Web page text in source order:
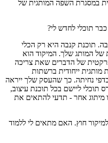
במסגרת השפה המותגית של
תוכנת קנבה היא רק הכלי
המותג שלך. המיקוד הוא
פרקטית של הדברים שאת צריכה
מותגית ייחודית ברשתות
נחיתה. כך שהעסק שלך ייראה
תוכלי ליישם בכל תוכנת עיצוב,
מיתוג אחר - תדעי להתאים את
חוץ. האם מתאים לי ללמוד